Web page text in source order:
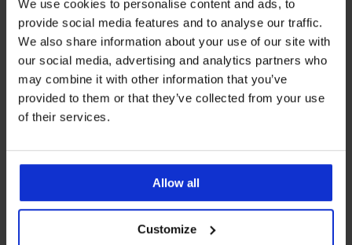
We use cookies to personalise content and ads, to
provide social media features and to analyse our traffic.
We also share information about your use of our site with
our social media, advertising and analytics partners who
may combine it with other information that you’ve
provided to them or that they’ve collected from your use
of their services.
Allow all
Customize
042 952927
info@astratex.bg
Newsletter
Абонирайте се за нюзлетъра ни и получете най-
Абонирайте се